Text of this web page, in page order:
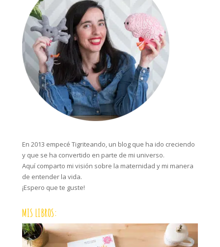
En 2013 empecé Tigriteando, un blog que ha ido creciendo
y que se ha convertido en parte de mi universo.
Aquí comparto mi visión sobre la maternidad y mi manera
de entender la vida.
¡Espero que te guste!
MIS LIBROS: